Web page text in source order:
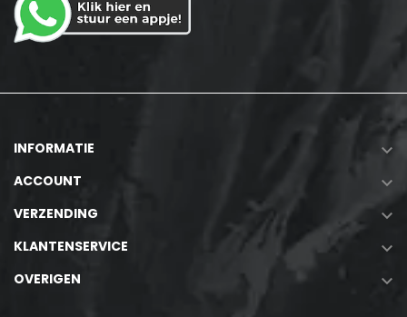
INFORMATIE 
ACCOUNT 
VERZENDING 
KLANTENSERVICE 
OVERIGEN 